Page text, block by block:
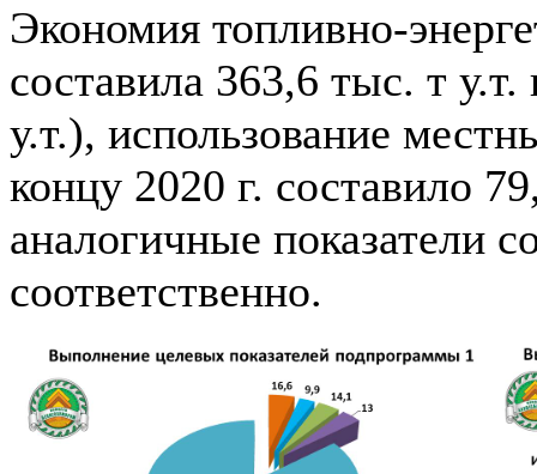
Экономия топливно-
составила 363,6 тыс. т
у.т.), использование
концу 2020 г. составило
аналогичные показатели
соответственно.